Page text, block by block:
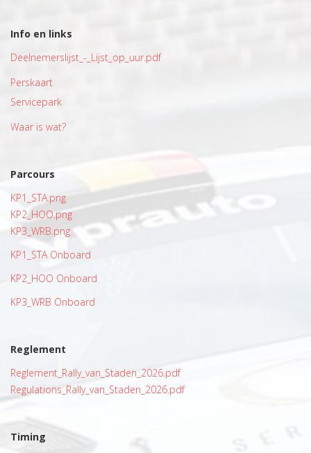
Info en links
Deelnemerslijst_-_Lijst_op_uur.pdf
Perskaart
Servicepark
Waar is wat?
Parcours
KP1_STA.png
KP2_HOO.png
KP3_WRB.png
KP1_STA Onboard
KP2_HOO Onboard
KP3_WRB Onboard
Reglement
Reglement_Rally_van_Staden_2026.pdf
Regulations_Rally_van_Staden_2026.pdf
Timing